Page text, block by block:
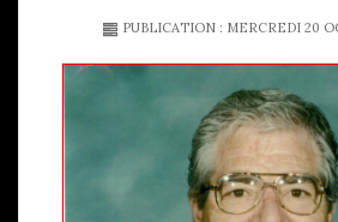
PUBLICATION : MERCREDI 20